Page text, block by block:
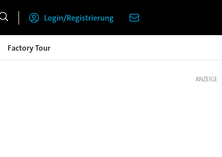
Login/Registrierung
Factory Tour
ANZEIGE